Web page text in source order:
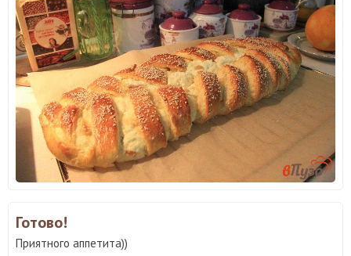
Готово!
Приятного аппетита))